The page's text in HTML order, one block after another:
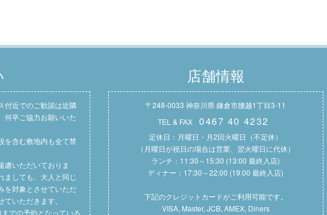
付近でのご歓談は近隣
何卒ご協力お願いいた
を含む敷地内も全て禁
慮いただいておりま
ましても、大人と同じ
を対象とさせていただ
いただきます。
での予約となっている
店舗情報
〒248-0033 神奈川県 鎌倉市腰越1丁目3-11
TEL & FAX
0467 40 4232
定休日：月曜日・月2回火曜日（不定休）
（月曜日が祝日の場合は営業、翌火曜日に代休）
ランチ：11:30～15:30 (13:00 最終入店)
ディナー：17:30～22:00 (19:00 最終入店)
下記のクレジットカードがご利用可能です。
VISA, Master, JCB, AMEX, Diners